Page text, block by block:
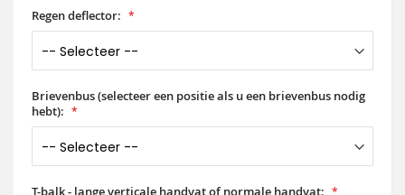
Regen deflector:
Brievenbus (selecteer een positie als u een brievenbus nodig
hebt):
T-balk - lange verticale handvat of normale handvat: